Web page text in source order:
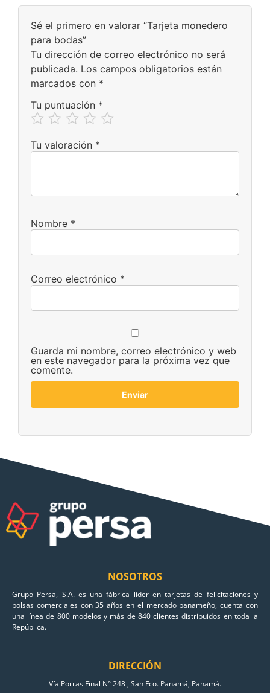
Sé el primero en valorar “Tarjeta monedero
para bodas”
Tu dirección de correo electrónico no será
publicada. Los campos obligatorios están
marcados con *
Tu puntuación *
Tu valoración *
Nombre *
Correo electrónico *
Guarda mi nombre, correo electrónico y web
en este navegador para la próxima vez que
comente.
NOSOTROS
Grupo Persa, S.A. es una fábrica líder en tarjetas de felicitaciones y
bolsas comerciales con 35 años en el mercado panameño, cuenta con
una línea de 800 modelos y más de 840 clientes distribuidos en toda la
República.
DIRECCIÓN
Vía Porras Final N° 248 , San Fco. Panamá, Panamá.